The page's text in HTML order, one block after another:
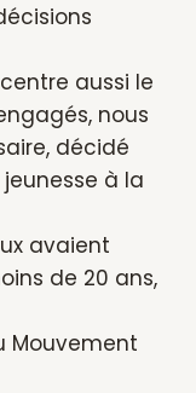
aussi le
nous
décidé
à la
avaient
de 20 ans,
Mouvement